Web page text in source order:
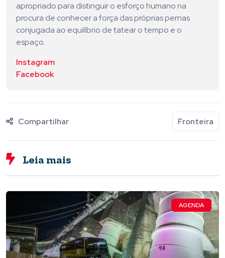
apropriado para distinguir o esforço humano na
procura de conhecer a força das próprias pernas
conjugada ao equilíbrio de tatear o tempo e o
espaço.
Instagram
Facebook
Compartilhar Fronteira
Leia mais
AGENDA